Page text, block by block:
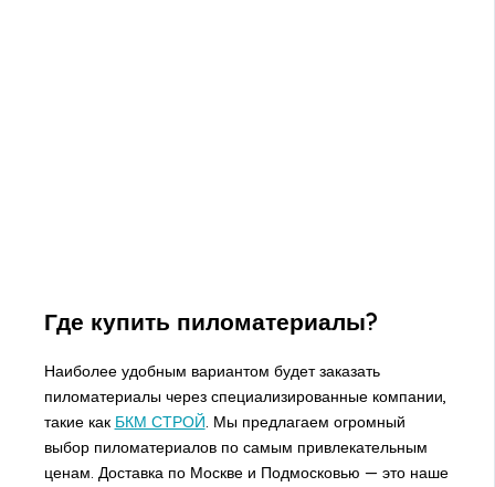
Где купить пиломатериалы?
Наиболее удобным вариантом будет заказать
пиломатериалы через специализированные компании,
такие как БКМ СТРОЙ. Мы предлагаем огромный
выбор пиломатериалов по самым привлекательным
ценам. Доставка по Москве и Подмосковью — это наше